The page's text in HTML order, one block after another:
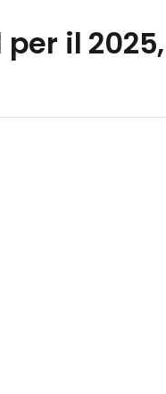
il